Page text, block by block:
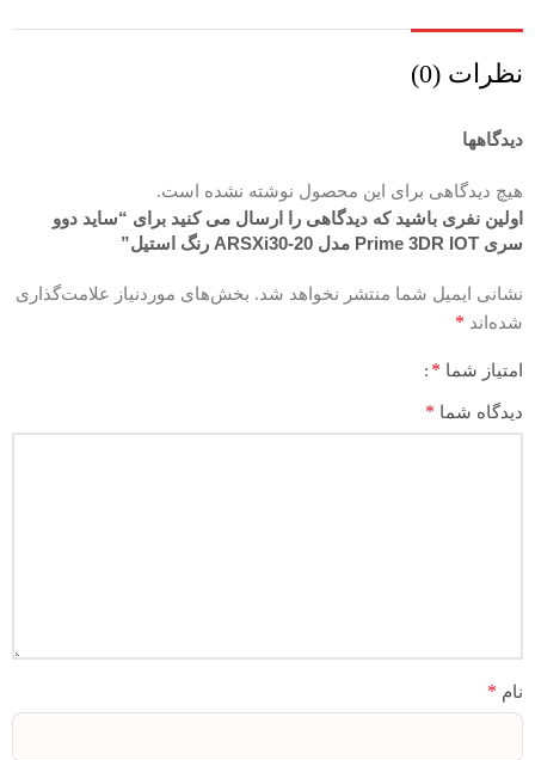
نظرات (0)
دیدگاهها
هیچ دیدگاهی برای این محصول نوشته نشده است.
اولین نفری باشید که دیدگاهی را ارسال می کنید برای “ساید دوو
سری Prime 3DR IOT مدل ARSXi30-20 رنگ استیل”
نشانی ایمیل شما منتشر نخواهد شد. بخش‌های موردنیاز علامت‌گذاری
شده‌اند *
امتیاز شما *
دیدگاه شما *
نام *